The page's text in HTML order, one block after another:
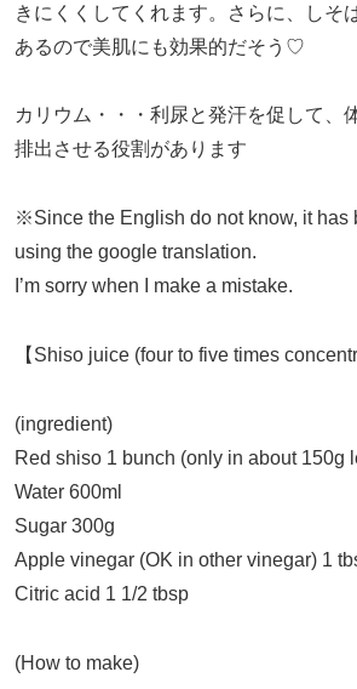
きにくくしてくれます。さらに、しそ
あるので美肌にも効果的だそう♡
カリウム・・・利尿と発汗を促して、
排出させる役割があります
※Since the English do not know, it has
using the google translation.
I’m sorry when I make a mistake.
【Shiso juice (four to five times
(ingredient)
Red shiso 1 bunch (only in about 150g
Water 600ml
Sugar 300g
Apple vinegar (OK in other vinegar) 1
Citric acid 1 1/2 tbsp
(How to make)